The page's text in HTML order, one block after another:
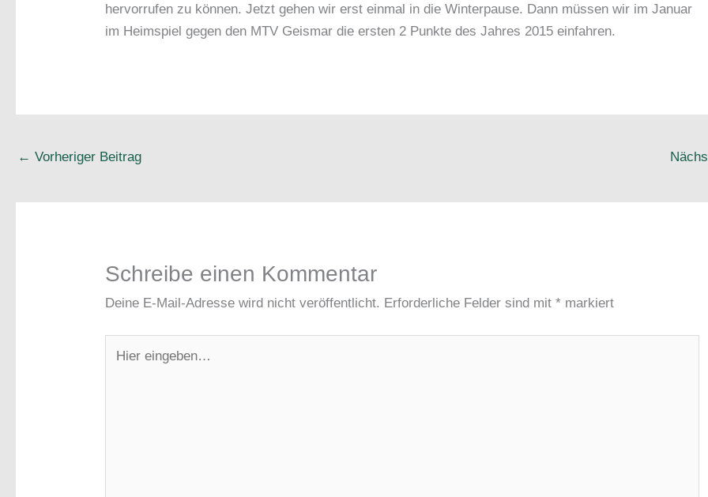
hervorrufen zu können. Jetzt gehen wir erst einmal in die Winterpause. Dann müssen wir im Januar
im Heimspiel gegen den MTV Geismar die ersten 2 Punkte des Jahres 2015 einfahren.
← Vorheriger Beitrag
Schreibe einen Kommentar
Deine E-Mail-Adresse wird nicht veröffentlicht. Erforderliche Felder sind mit* markiert
eingeben…